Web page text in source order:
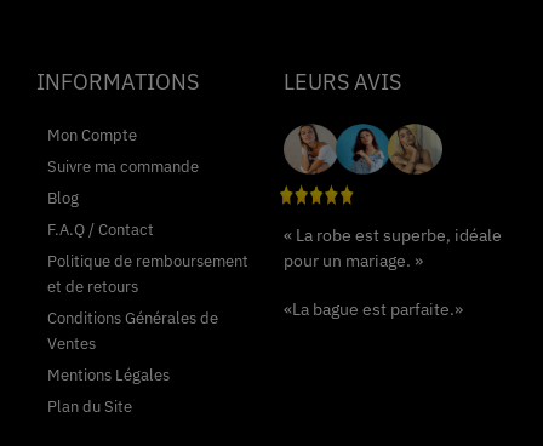
INFORMATIONS
Mon Compte
Suivre ma commande
Blog
F.A.Q / Contact
Politique de remboursement
et de retours
Conditions Générales de
Ventes
Mentions Légales
Plan du Site
LEURS AVIS
« La robe est superbe, idéale
pour un mariage. »
«La bague est parfaite.»